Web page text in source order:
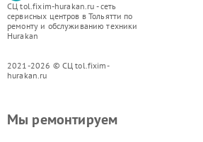
СЦ tol.fixim-hurakan.ru - сеть
сервисных центров в Тольятти по
ремонту и обслуживанию техники
Hurakan
2021-2026 © СЦ tol.fixim-
hurakan.ru
Мы ремонтируем